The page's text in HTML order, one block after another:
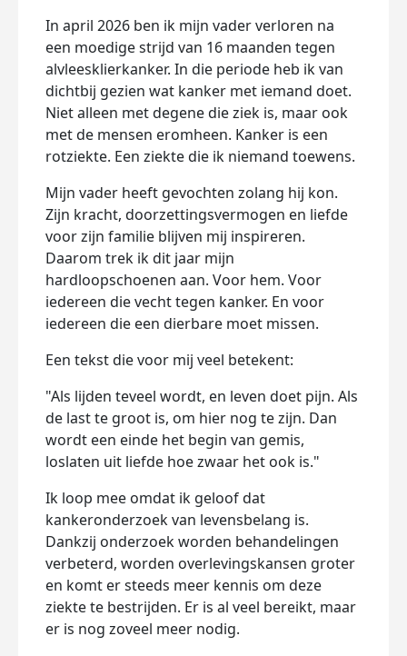
In april 2026 ben ik mijn vader verloren na
een moedige strijd van 16 maanden tegen
alvleesklierkanker. In die periode heb ik van
dichtbij gezien wat kanker met iemand doet.
Niet alleen met degene die ziek is, maar ook
met de mensen eromheen. Kanker is een
rotziekte. Een ziekte die ik niemand toewens.
Mijn vader heeft gevochten zolang hij kon.
Zijn kracht, doorzettingsvermogen en liefde
voor zijn familie blijven mij inspireren.
Daarom trek ik dit jaar mijn
hardloopschoenen aan. Voor hem. Voor
iedereen die vecht tegen kanker. En voor
iedereen die een dierbare moet missen.
Een tekst die voor mij veel betekent:
"Als lijden teveel wordt, en leven doet pijn. Als
de last te groot is, om hier nog te zijn. Dan
wordt een einde het begin van gemis,
loslaten uit liefde hoe zwaar het ook is."
Ik loop mee omdat ik geloof dat
kankeronderzoek van levensbelang is.
Dankzij onderzoek worden behandelingen
verbeterd, worden overlevingskansen groter
en komt er steeds meer kennis om deze
ziekte te bestrijden. Er is al veel bereikt, maar
er is nog zoveel meer nodig.